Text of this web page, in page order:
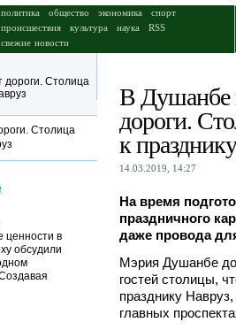
политика общество экономика
спорт
происшествия
культура наука
RSS
свежие новости
В Душанбе
дороги.
к
14.03.2019, 14:27
На время
праздничного
даже провода
Мэрия Душанбе
гостей столицы,
празднику
главных
Столица
ценности в
обсудили